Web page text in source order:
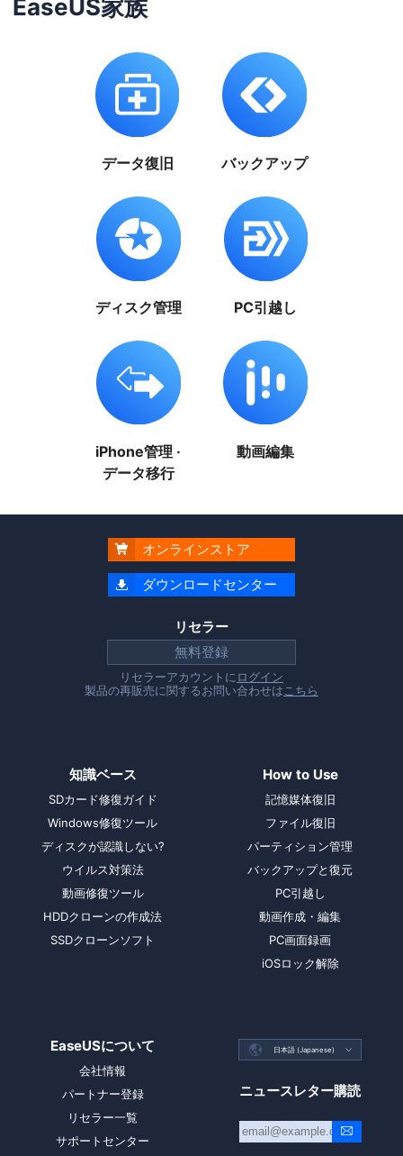
EaseUS家族
データ復旧 バックアップ
ディスク管理 PC引越し
iPhone管理 ·
データ移行
動画編集
 オンラインストア
 ダウンロードセンター
リセラー
無料登録
リセラーアカウントに ログイン
製品の再販売に関するお問い合わせは こちら
知識ベース
SDカード修復ガイド
Windows修復ツール
ディスクが認識しない?
ウイルス対策法
動画修復ツール
HDDクローンの作成法
SSDクローンソフト
How to Use
記憶媒体復旧
ファイル復旧
パーティション管理
バックアップと復元
PC引越し
動画作成・編集
PC画面録画
iOSロック解除
EaseUSについて
会社情報
パートナー登録
リセラー一覧
サポートセンター
 日本語 (Japanese) 
ニュースレター購読